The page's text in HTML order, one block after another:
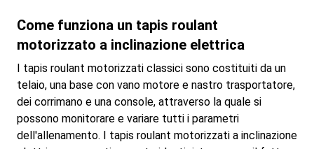
Come funziona un tapis roulant
motorizzato a inclinazione elettrica
I tapis roulant motorizzati classici sono costituiti da un
telaio, una base con vano motore e nastro trasportatore,
dei corrimano e una console, attraverso la quale si
possono monitorare e variare tutti i parametri
dell'allenamento. I tapis roulant motorizzati a inclinazione